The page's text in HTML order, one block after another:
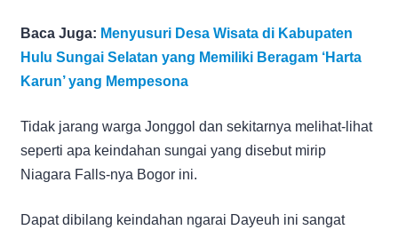
Baca Juga: Menyusuri Desa Wisata di Kabupaten
Hulu Sungai Selatan yang Memiliki Beragam ‘Harta
Karun’ yang Mempesona
Tidak jarang warga Jonggol dan sekitarnya melihat-lihat
seperti apa keindahan sungai yang disebut mirip
Niagara Falls-nya Bogor ini.
Dapat dibilang keindahan ngarai Dayeuh ini sangat